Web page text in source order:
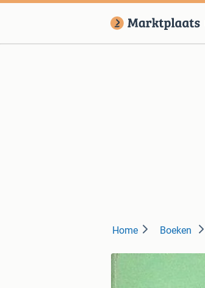
Home Boeken